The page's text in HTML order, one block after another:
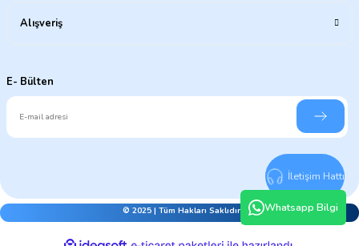
Alışveriş
E- Bülten
İletişim Hattı
© 2025 | Tüm Hakları Saklıdır. Whatsapp Bilgi